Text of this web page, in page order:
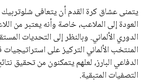
على الجانب الآخر، تتركز المعارضة بشكل
الأوروبية، حيث ارتفعت حدة الانتقادات
بسبب التوسع المستمر في البطولات الدولية
الزمني للمسابقات المحلية. وقد دعا رئيس
خافيير تيباس، إلى تنحّي إنفانتينو، معتبراً
كرة القدم وتزيد من ضغوط المباريات.